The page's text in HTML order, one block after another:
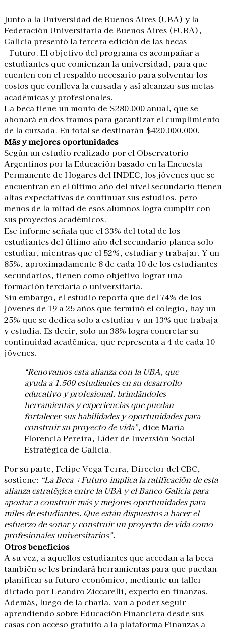
Junto a la Universidad de Buenos Aires (UBA) y la
Federación Universitaria de Buenos Aires (FUBA),
Galicia presentó la tercera edición de las becas
+Futuro. El objetivo del programa es acompañar a
estudiantes que comienzan la universidad, para que
cuenten con el respaldo necesario para solventar los
costos que conlleva la cursada y así alcanzar sus metas
académicas y profesionales.
La beca tiene un monto de $280.000 anual, que se
abonará en dos tramos para garantizar el cumplimiento
de la cursada. En total se destinarán $420.000.000.
Más y mejores oportunidades
Según un estudio realizado por el Observatorio
Argentinos por la Educación basado en la Encuesta
Permanente de Hogares del INDEC, los jóvenes que se
encuentran en el último año del nivel secundario tienen
altas expectativas de continuar sus estudios, pero
menos de la mitad de esos alumnos logra cumplir con
sus proyectos académicos.
Ese informe señala que el 33% del total de los
estudiantes del último año del secundario planea solo
estudiar, mientras que el 52%, estudiar y trabajar. Y un
85%, aproximadamente 8 de cada 10 de los estudiantes
secundarios, tienen como objetivo lograr una
formación terciaria o universitaria.
Sin embargo, el estudio reporta que del 74% de los
jóvenes de 19 a 25 años que terminó el colegio, hay un
25% que se dedica solo a estudiar y un 13% que trabaja
y estudia. Es decir, solo un 38% logra concretar su
continuidad académica, que representa a 4 de cada 10
jóvenes.
“Renovamos esta alianza con la UBA, que
ayuda a 1.500 estudiantes en su desarrollo
educativo y profesional, brindándoles
herramientas y experiencias que puedan
fortalecer sus habilidades y oportunidades para
construir su proyecto de vida”, dice María
Florencia Pereira, Líder de Inversión Social
Estratégica de Galicia.
Por su parte, Felipe Vega Terra, Director del CBC,
sostiene: “La Beca +Futuro implica la ratificación de esta
alianza estratégica entre la UBA y el Banco Galicia para
apostar a construir más y mejores oportunidades para
miles de estudiantes. Que están dispuestos a hacer el
esfuerzo de soñar y construir un proyecto de vida como
profesionales universitarios”.
Otros beneficios
A su vez, a aquellos estudiantes que accedan a la beca
también se les brindará herramientas para que puedan
planificar su futuro económico, mediante un taller
dictado por Leandro Ziccarelli, experto en finanzas.
Además, luego de la charla, van a poder seguir
aprendiendo sobre Educación Financiera desde sus
casas con acceso gratuito a la plataforma Finanzas a